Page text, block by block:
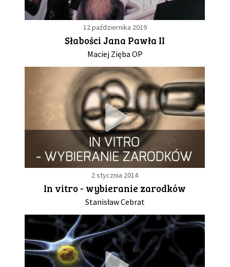
12 października 2019
Słabości Jana Pawła II
Maciej Zięba OP
2 stycznia 2014
In vitro - wybieranie zarodków
Stanisław Cebrat